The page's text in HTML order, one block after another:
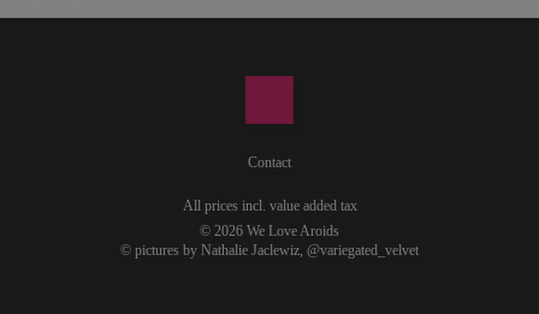
Contact
All prices incl. value added tax
© 2026 We Love Aroids
© pictures by Nathalie Jaclewiz, @variegated_velvet